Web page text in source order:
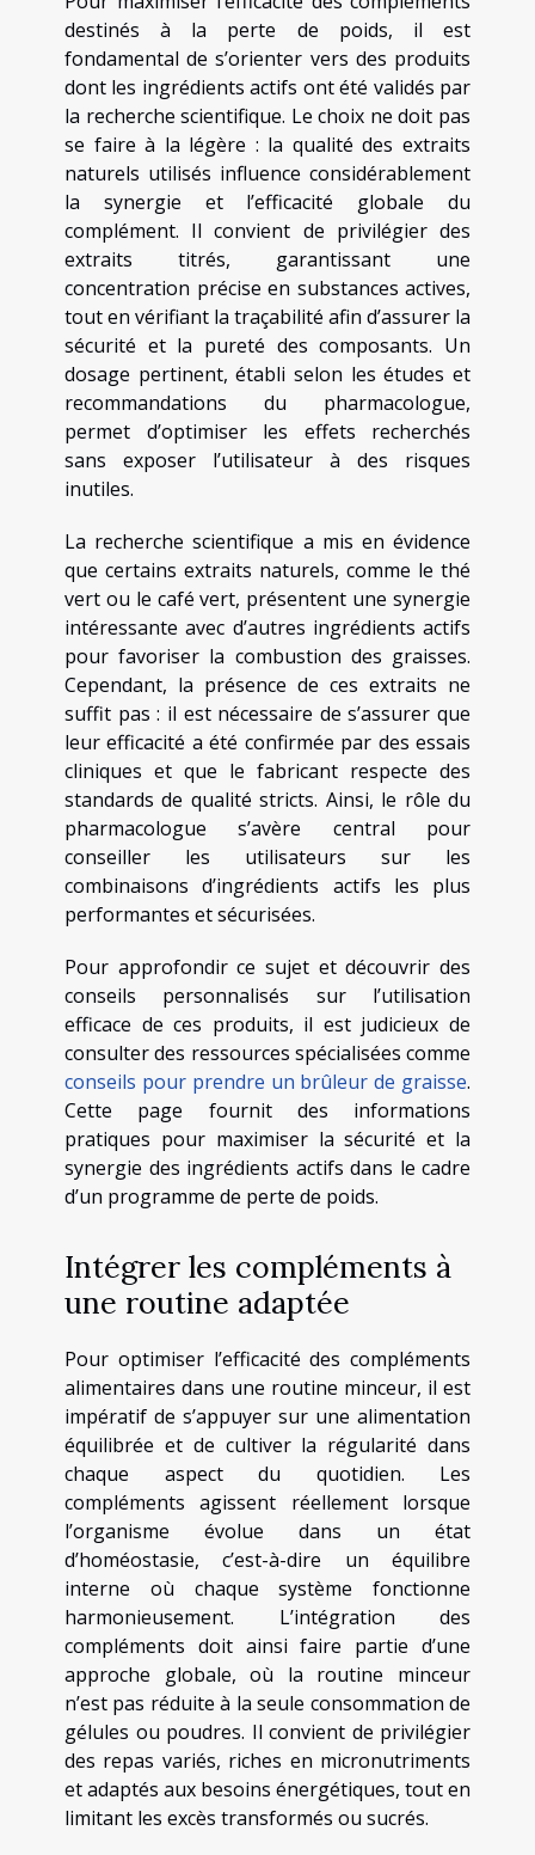
destinés à la perte de poids, il est
fondamental de s’orienter vers des produits
dont les ingrédients actifs ont été validés par
la recherche scientifique. Le choix ne doit pas
se faire à la légère : la qualité des extraits
naturels utilisés influence considérablement
la synergie et l’efficacité globale du
complément. Il convient de privilégier des
extraits titrés, garantissant une
concentration précise en substances actives,
tout en vérifiant la traçabilité afin d’assurer la
sécurité et la pureté des composants. Un
dosage pertinent, établi selon les études et
recommandations du pharmacologue,
permet d’optimiser les effets recherchés
sans exposer l’utilisateur à des risques
inutiles.
La recherche scientifique a mis en évidence
que certains extraits naturels, comme le thé
vert ou le café vert, présentent une synergie
intéressante avec d’autres ingrédients actifs
pour favoriser la combustion des graisses.
Cependant, la présence de ces extraits ne
suffit pas : il est nécessaire de s’assurer que
leur efficacité a été confirmée par des essais
cliniques et que le fabricant respecte des
standards de qualité stricts. Ainsi, le rôle du
pharmacologue s’avère central pour
conseiller les utilisateurs sur les
combinaisons d’ingrédients actifs les plus
performantes et sécurisées.
Pour approfondir ce sujet et découvrir des
conseils personnalisés sur l’utilisation
efficace de ces produits, il est judicieux de
consulter des ressources spécialisées comme
conseils pour prendre un brûleur de graisse.
Cette page fournit des informations
pratiques pour maximiser la sécurité et la
synergie des ingrédients actifs dans le cadre
d’un programme de perte de poids.
Intégrer les compléments à
une routine adaptée
Pour optimiser l’efficacité des compléments
alimentaires dans une routine minceur, il est
impératif de s’appuyer sur une alimentation
équilibrée et de cultiver la régularité dans
chaque aspect du quotidien. Les
compléments agissent réellement lorsque
l’organisme évolue dans un état
d’homéostasie, c’est-à-dire un équilibre
interne où chaque système fonctionne
harmonieusement. L’intégration des
compléments doit ainsi faire partie d’une
approche globale, où la routine minceur
n’est pas réduite à la seule consommation de
gélules ou poudres. Il convient de privilégier
des repas variés, riches en micronutriments
et adaptés aux besoins énergétiques, tout en
limitant les excès transformés ou sucrés.